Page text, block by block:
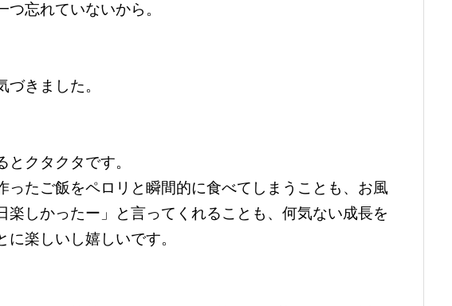
忘れていないから。
きました。
クタクタです。
ったご飯をペロリと瞬間的に食べてしまうことも、お風
楽しかったー」と言ってくれることも、何気ない成長を
楽しいし嬉しいです。